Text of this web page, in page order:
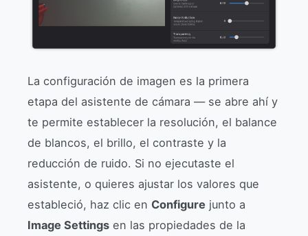
La configuración de imagen es la primera
etapa del asistente de cámara — se abre ahí y
te permite establecer la resolución, el balance
de blancos, el brillo, el contraste y la
reducción de ruido. Si no ejecutaste el
asistente, o quieres ajustar los valores que
estableció, haz clic en Configure junto a
Image Settings en las propiedades de la